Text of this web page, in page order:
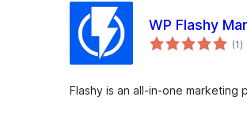
WP Flashy
(1કુલ
)
Flashy is an all-in-one